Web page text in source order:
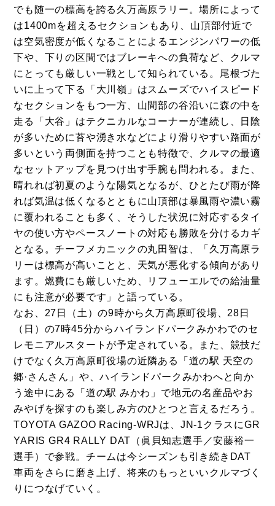
でも随一の標高を誇る久万高原ラリー。場所によって
は1400mを超えるセクションもあり、山頂部付近で
は空気密度が低くなることによるエンジンパワーの低
下や、下りの区間ではブレーキへの負荷など、クルマ
にとっても厳しい一戦として知られている。尾根づた
いに上って下る「大川嶺」はスムーズでハイスピード
なセクションをもつ一方、山間部の谷沿いに森の中を
走る「大谷」はテクニカルなコーナーが連続し、日陰
が多いために苔や湧き水などにより滑りやすい路面が
多いという両側面を持つことも特徴で、クルマの最適
なセットアップを見つけ出す手腕も問われる。また、
晴れれば初夏のような陽気となるが、ひとたび雨が降
れば気温は低くなるとともに山頂部は暴風雨や濃い霧
に覆われることも多く、そうした状況に対応するタイ
ヤの使い方やペースノートの対応も勝敗を分けるカギ
となる。チーフメカニックの丸田智は、「久万高原ラ
リーは標高が高いことと、天気が悪化する傾向があり
ます。燃費にも厳しいため、リフューエルでの給油量
にも注意が必要です」と語っている。
なお、27日（土）の9時から久万高原町役場、28日
（日）の7時45分からハイランドパークみかわでのセ
レモニアルスタートが予定されている。また、競技だ
けでなく久万高原町役場の近隣ある「道の駅 天空の
郷·さんさん」や、ハイランドパークみかわへと向か
う途中にある「道の駅 みかわ」で地元の名産品やお
みやげを探すのも楽しみ方のひとつと言えるだろう。
TOYOTA GAZOO Racing-WRJは、JN-1クラスにGR
YARIS GR4 RALLY DAT（眞貝知志選手／安藤裕一
選手）で参戦。チームは今シーズンも引き続きDAT
車両をさらに磨き上げ、将来のもっといいクルマづく
りにつなげていく。